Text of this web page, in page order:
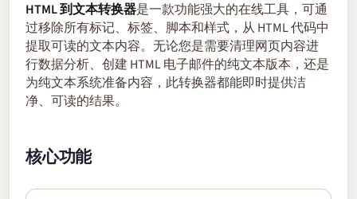
HTML 到文本转换器是一款功能强大的在线工具，可通
过移除所有标记、标签、脚本和样式，从 HTML 代码中
提取可读的文本内容。无论您是需要清理网页内容进
行数据分析、创建 HTML 电子邮件的纯文本版本，还是
为纯文本系统准备内容，此转换器都能即时提供洁
净、可读的结果。
核心功能